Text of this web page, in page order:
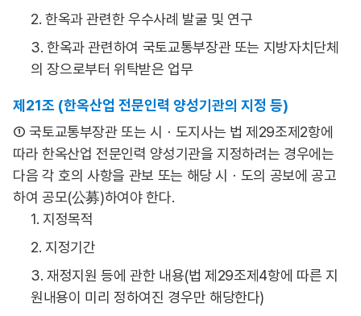
2. 한옥과 관련한 우수사례 발굴 및 연구
3. 한옥과 관련하여 국토교통부장관 또는 지방자치단체
의 장으로부터 위탁받은 업무
제21조 (한옥산업 전문인력 양성기관의 지정 등)
① 국토교통부장관 또는 시ㆍ도지사는 법 제29조제2항에
따라 한옥산업 전문인력 양성기관을 지정하려는 경우에는
다음 각 호의 사항을 관보 또는 해당 시ㆍ도의 공보에 공고
하여 공모(公募)하여야 한다.
1. 지정목적
2. 지정기간
3. 재정지원 등에 관한 내용(법 제29조제4항에 따른 지
원내용이 미리 정하여진 경우만 해당한다)